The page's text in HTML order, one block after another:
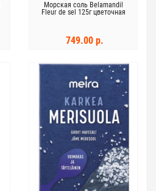
Морская соль Belamandil
Fleur de sel 125г цветочная
749.00 р.